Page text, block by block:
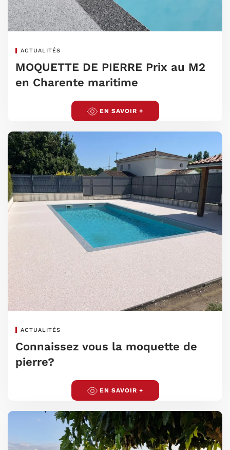
ACTUALITÉS
MOQUETTE DE PIERRE Prix au M2
en Charente maritime
EN SAVOIR +
ACTUALITÉS
Connaissez vous la moquette de
pierre?
EN SAVOIR +